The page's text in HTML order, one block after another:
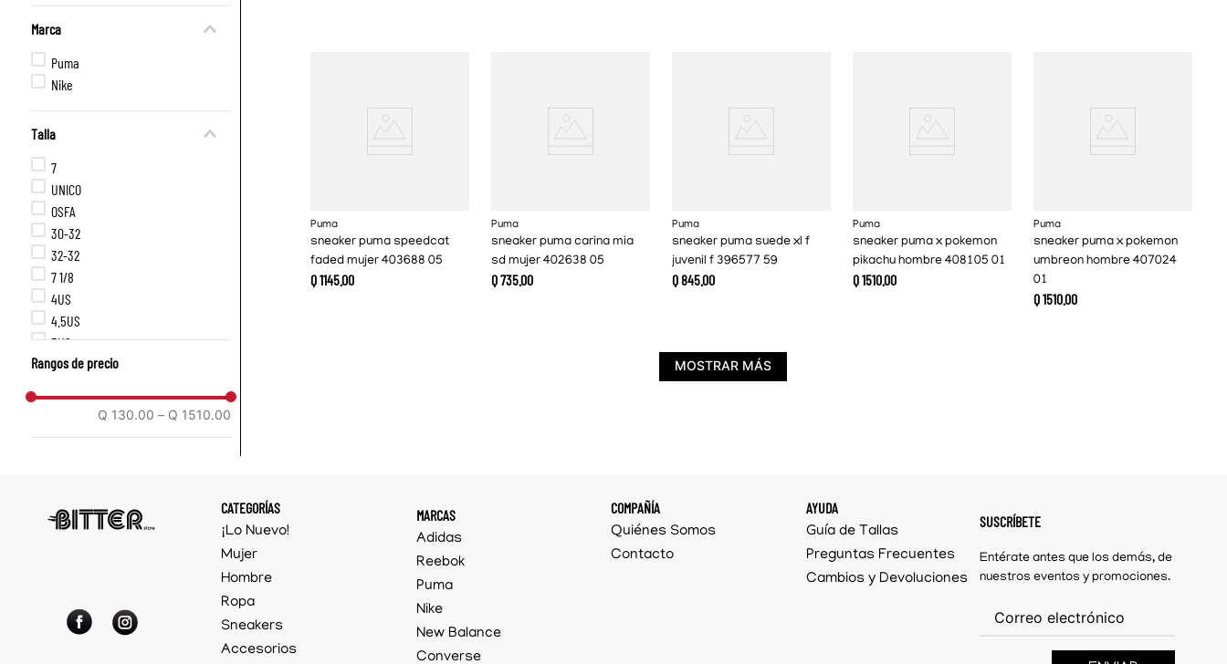
Marca
Puma
Nike
Talla
7
UNICO
OSFA
30-32
32-32
7 1/8
4US
4.5US
5US
5.5US
9US
Rangos de precio
Q 130.00 – Q 1510.00
Puma
sneaker puma speedcat
faded mujer 403688 05
Q114500
Puma
sneaker puma carina mia
sd mujer 402638 05
Q73500
Puma
sneaker puma suede xl f
juvenil f 396577 59
Q84500
Puma
sneaker puma x pokemon
pikachu hombre 408105 01
Q151000
Puma
sneaker puma x pokemon
umbreon hombre 407024
01
Q151000
MOSTRAR MÁS
CATEGORÍAS
¡Lo Nuevo!
Mujer
Hombre
Ropa
Sneakers
Accesorios
MARCAS
Adidas
Reebok
Puma
Nike
New Balance
Converse
COMPAÑÍA
Quiénes Somos
Contacto
AYUDA
Guía de Tallas
Preguntas Frecuentes
Cambios y Devoluciones
SUSCRÍBETE
Entérate antes que los demás, de
nuestros eventos y promociones.